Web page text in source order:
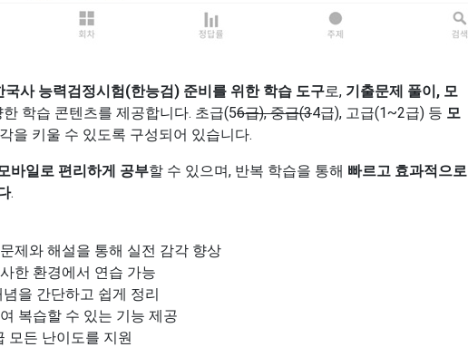
국사 능력검정시험(한능검) 준비를 위한 학습 도구로, 기출문제 풀이, 모
한 학습 콘텐츠를 제공합니다. 초급(56급), 중급(34급), 고급(1~2급) 등 모
을 키울 수 있도록 구성되어 있습니다.
바일로 편리하게 공부할 수 있으며, 반복 학습을 통해 빠르고 효과적으로
.
제와 해설을 통해 실전 감각 향상
한 환경에서 연습 가능
을 간단하고 쉽게 정리
복습할 수 있는 기능 제공
모든 난이도를 지원